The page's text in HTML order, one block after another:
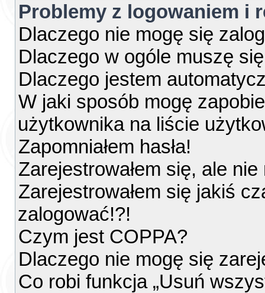
Problemy z logowaniem i
Dlaczego nie mogę się
Dlaczego w ogóle muszę
Dlaczego jestem
W jaki sposób mogę
użytkownika na liście
Zapomniałem hasła!
Zarejestrowałem się, ale
Zarejestrowałem się jakiś
zalogować!?!
Czym jest COPPA?
Dlaczego nie mogę się
Co robi funkcja „Usuń